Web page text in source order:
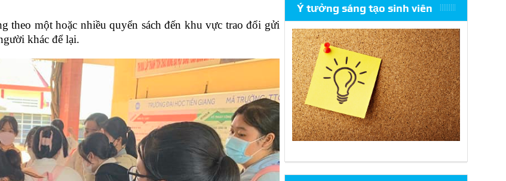
theo một hoặc nhiều quyển sách đến khu vực trao đổi gửi
khác để lại.
Ý tưởng sáng tạo sinh viên